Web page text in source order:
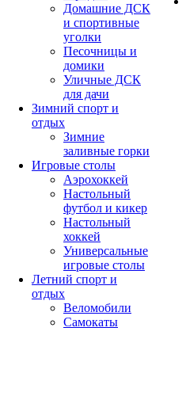
Домашние ДСК
и спортивные
уголки
Песочницы и
домики
Уличные ДСК
для дачи
Зимний спорт и
отдых
Зимние
заливные горки
Игровые столы
Аэрохоккей
Настольный
футбол и кикер
Настольный
хоккей
Универсальные
игровые столы
Летний спорт и
отдых
Веломобили
Самокаты